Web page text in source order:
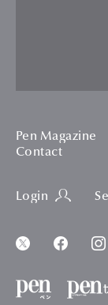
Pen Magazine
Contact
Login